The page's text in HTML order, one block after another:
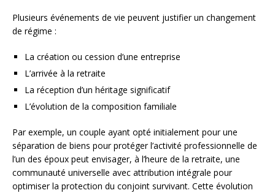
Plusieurs événements de vie peuvent justifier un changement
de régime :
La création ou cession d’une entreprise
L’arrivée à la retraite
La réception d’un héritage significatif
L’évolution de la composition familiale
Par exemple, un couple ayant opté initialement pour une
séparation de biens pour protéger l’activité professionnelle de
l’un des époux peut envisager, à l’heure de la retraite, une
communauté universelle avec attribution intégrale pour
optimiser la protection du conjoint survivant. Cette évolution